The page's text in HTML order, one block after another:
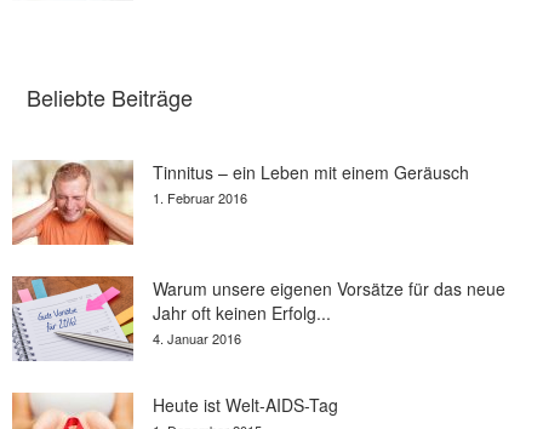
Beliebte Beiträge
Tinnitus – ein Leben mit einem Geräusch
1. Februar 2016
Warum unsere eigenen Vorsätze für das neue
Jahr oft keinen Erfolg...
4. Januar 2016
Heute ist Welt-AIDS-Tag